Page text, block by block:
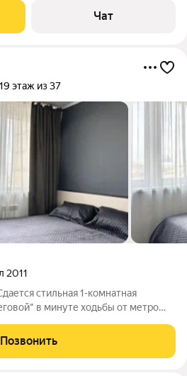
окна выходят во двор и на
по
Чат
19 этаж из 37
2011
стильная 1-комнатная
в минуте ходьбы от метро
выставлена на продажу, поэтому
вариант
Позвонить